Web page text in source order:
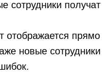
сотрудники
отображается
новые